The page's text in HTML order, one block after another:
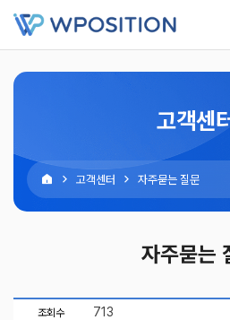
고객센
고객센터 자주묻는 질문
자주묻는
조회수 713